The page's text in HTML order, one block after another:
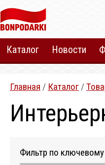
Каталог Новости
Главная / Каталог /
Фильтр по